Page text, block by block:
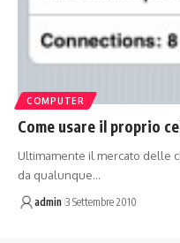
COMPUTER
Come usare il proprio
Ultimamente il mercato delle
da qualunque…
admin 3 Settembre 2010